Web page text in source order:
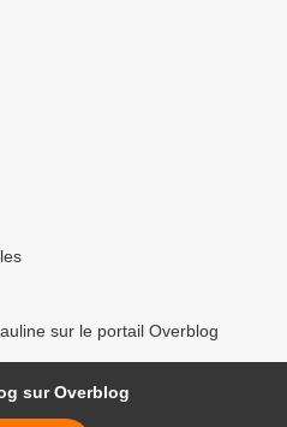
sur le portail Overblog
sur Overblog